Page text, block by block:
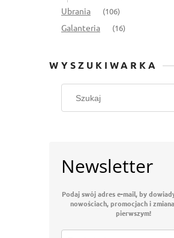
Ubrania (106)
Galanteria (16)
WYSZUKIWARKA
Newsletter
Podaj swój adres e-mail, by
nowościach, promocjach i
pierwszym!